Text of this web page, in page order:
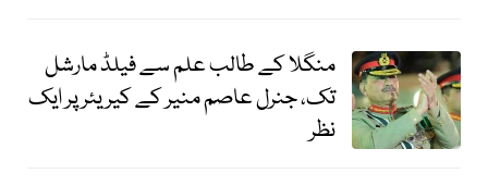
منگلا کے طالب علم سے فیلڈ مارشل
تک، جنرل عاصم منیر کے کیریئر پر ایک
نظر